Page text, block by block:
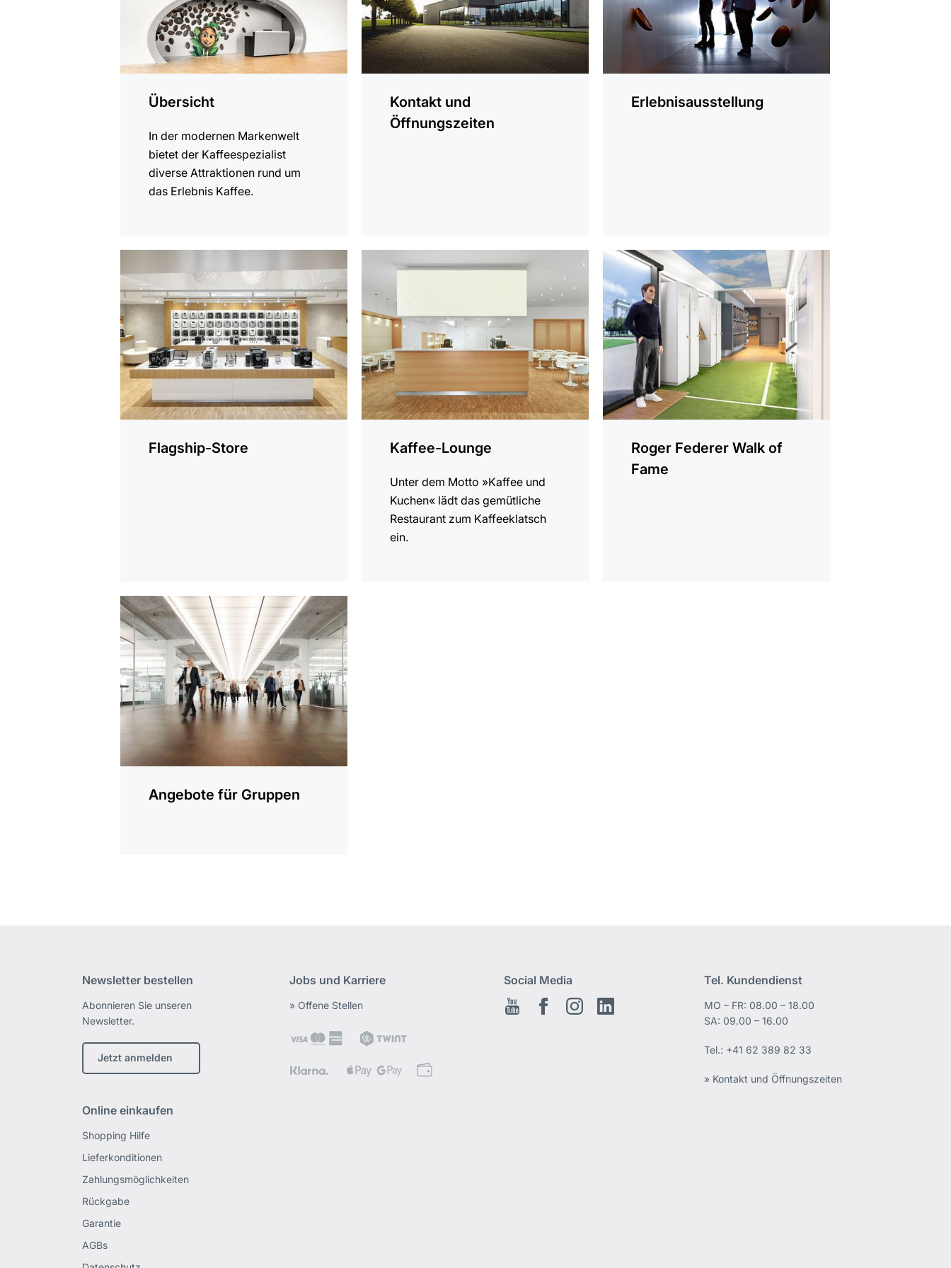
Übersicht
In der modernen Markenwelt
bietet der Kaffeespezialist
diverse Attraktionen rund um
das Erlebnis Kaffee.
Kontakt und
Öffnungszeiten
Erlebnisausstellung
Flagship-Store
erfahren
Kaffee-Lounge
Unter dem Motto »Kaffee und
Kuchen« lädt das gemütliche
Restaurant zum Kaffeeklatsch
ein.
Roger Federer Walk of
Fame
mehr
erfahren
Angebote für Gruppen
mehr
erfahren
Newsletter bestellen
Abonnieren Sie unseren
Newsletter.
Jetzt anmelden
Jobs und Karriere
» Offene Stellen
Social Media
Youtube FacebookInstagram
Tel. Kundendienst
MO – FR: 08.00 – 18.00
SA: 09.00 – 16.00
Tel.: +41 62 389 82 33
» Kontakt und Öffnungszeiten
Online einkaufen
Shopping Hilfe
Lieferkonditionen
Zahlungsmöglichkeiten
Rückgabe
Garantie
AGBs